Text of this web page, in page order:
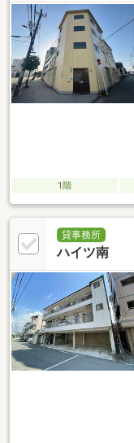
1階
貸事務所
ハイツ南